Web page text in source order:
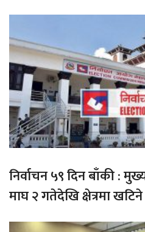
निर्वाचन ५९ दिन बाँकी :
माघ २ गतेदेखि क्षेत्रमा खटिने